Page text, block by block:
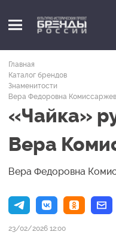
Главная
Каталог брендов
Знаменитости
Вера Федоровна
«Чайка»
Вера
Вера Федоровна
23/02/2026 12:00